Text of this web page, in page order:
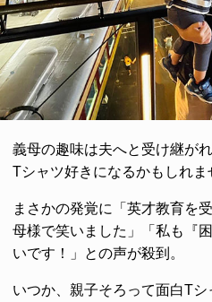
義母の趣味は夫へと受け継が
Tシャツ好きになるかもしれま
まさかの発覚に「英才教育を
母様で笑いました」「私も『
いです！」との声が殺到。
いつか、親子そろって面白T